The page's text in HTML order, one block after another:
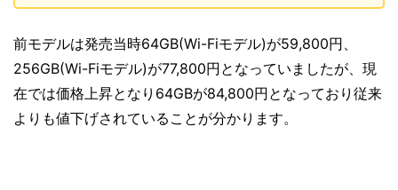
前モデルは発売当時64GB(Wi-Fiモデル)が59,800円、
256GB(Wi-Fiモデル)が77,800円となっていましたが、現
在では価格上昇となり64GBが84,800円となっており従来
よりも値下げされていることが分かります。